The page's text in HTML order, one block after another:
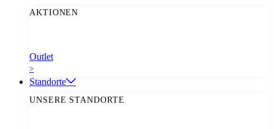
AKTIONEN
Outlet
>
Standorte
UNSERE STANDORTE